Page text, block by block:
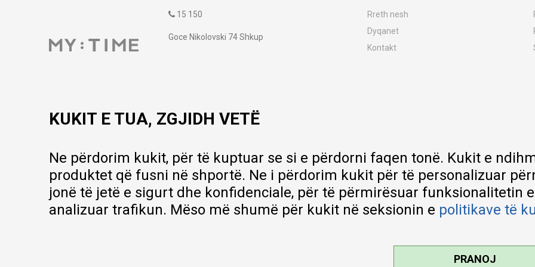
15 150
Goce Nikolovski 74 Shkup
Rreth nesh
Dyqanet
Kontakt
Lista e çmimeve
KUKIT E TUA, ZGJIDH VETË
Ne përdorim kukit, për të kuptuar se si e përdorni faqen tonë. Kukit e
produktet që fusni në shportë. Ne i përdorim kukit për të personalizuar
jonë të jetë e sigurt dhe konfidenciale, për të përmirësuar funksionalitetin
analizuar trafikun. Mëso më shumë për kukit në seksionin e politikave të
PRANOJ